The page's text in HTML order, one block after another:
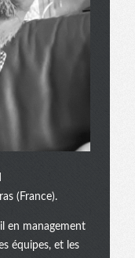
(France).
en management
équipes, et les